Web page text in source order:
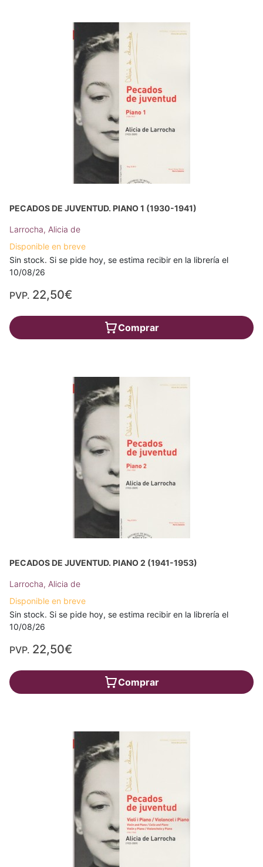
PECADOS DE JUVENTUD. PIANO 1 (1930-1941)
Larrocha, Alicia de
Disponible en breve
Sin stock. Si se pide hoy, se estima recibir en la librería el
10/08/26
PVP. 22,50€
Comprar
PECADOS DE JUVENTUD. PIANO 2 (1941-1953)
Larrocha, Alicia de
Disponible en breve
Sin stock. Si se pide hoy, se estima recibir en la librería el
10/08/26
PVP. 22,50€
Comprar